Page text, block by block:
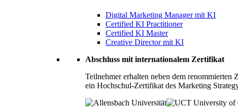
Digital Marketing Manager mit KI
Certified KI Practitioner
Certified KI Master
Creative Director mit KI
Abschluss mit internationalem Zertifikat
Teilnehmer erhalten neben dem
ein Hochschul-Zertifikat des Marketing